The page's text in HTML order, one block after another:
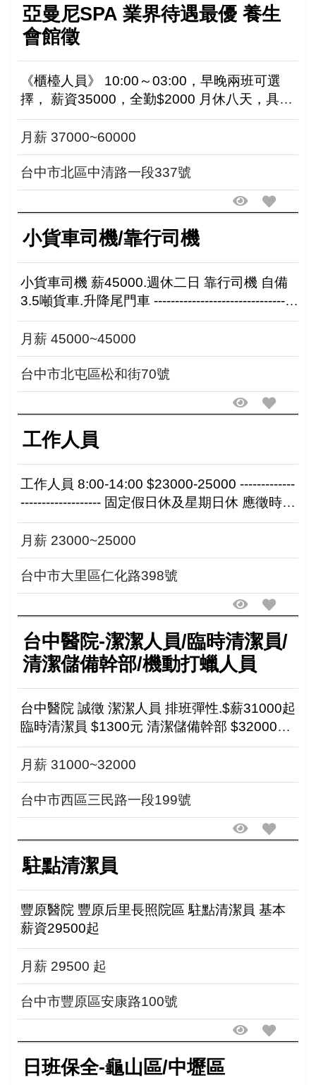
亞曼尼SPA 業界待遇最優 養生
會館徵
《櫃檯人員》 10:00～03:00，早晚兩班可選
擇， 薪資35000，全勤$2000 月休八天，具反
應機靈佳， 會簡易操作電腦 《美容師》 10：
00～03：00，早晚可選擇 薪...
月薪 37000~60000
台中市北區中清路一段337號
小貨車司機/靠行司機
小貨車司機 薪45000.週休二日 靠行司機 自備
3.5噸貨車.升降尾門車 ----------------------------------
- 午休時間12~13點勿擾 04-2...
月薪 45000~45000
台中市北屯區松和街70號
工作人員
工作人員 8:00-14:00 $23000-25000 -------------
------------------- 固定假日休及星期日休 應徵時
間:09:30-14:00請洽電話
月薪 23000~25000
台中市大里區仁化路398號
台中醫院-潔潔人員/臨時清潔員/
清潔儲備幹部/機動打蠟人員
台中醫院 誠徵 潔潔人員 排班彈性.$薪31000起
臨時清潔員 $1300元 清潔儲備幹部 $32000起
機動打蠟人員 $1500起.可現領/月領 -------------
-...
月薪 31000~32000
台中市西區三民路一段199號
駐點清潔員
豐原醫院 豐原后里長照院區 駐點清潔員 基本
薪資29500起
月薪 29500 起
台中市豐原區安康路100號
日班保全-龜山區/中壢區